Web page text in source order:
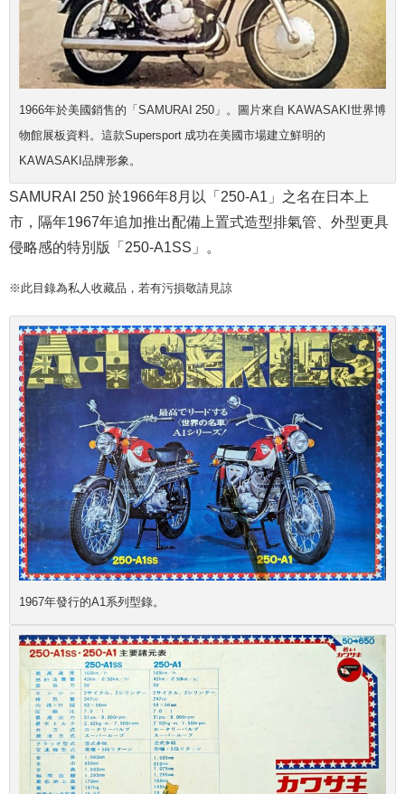
1966年於美國銷售的「SAMURAI 250」。圖片來自 KAWASAKI世界博
物館展板資料。這款Supersport 成功在美國市場建立鮮明的
KAWASAKI品牌形象。
SAMURAI 250 於1966年8月以「250-A1」之名在日本上
市，隔年1967年追加推出配備上置式造型排氣管、外型更具
侵略感的特別版「250-A1SS」。
※此目錄為私人收藏品，若有污損敬請見諒
1967年發行的A1系列型錄。